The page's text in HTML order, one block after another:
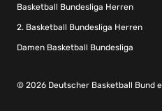
Basketball Bundesliga Herren
2. Basketball Bundesliga Herren
Damen Basketball Bundesliga
© 2026 Deutscher Basketball Bund